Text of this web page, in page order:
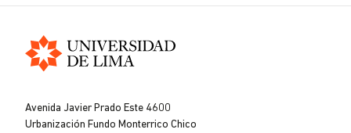
de
Lima
Avenida Javier Prado Este 4600
Urbanización Fundo Monterrico Chico